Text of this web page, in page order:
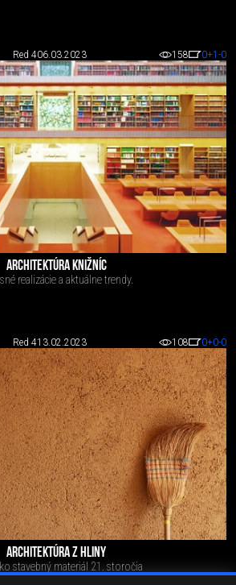
Red 406.03.2023 158 0+1 -0
ARCHITEKTÚRA KNIŽNÍC
realizácie a aktuálne trendy.
Red 413.02.2023 108 0+0-0
ARCHITEKTÚRA Z HLINY
stavebný materiál 21. storočia